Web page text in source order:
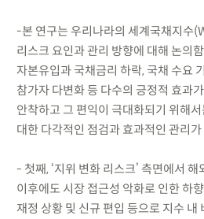
-본 연구는 우리나라의 세계국채지수
리스크 요인과 관리 방향에 대해 논의
자본유입과 국채금리 하락, 국채 수요
참가자 다변화 등 다수의 긍정적 효과
안착하고 그 편익이 극대화되기 위해
대한 다각적인 점검과 효과적인 관리가
- 첫째, ‘지위 변화 리스크’ 측면에서
이후에도 시장 접근성 악화로 인한 하
재정 상황 및 신규 편입 등으로 지수 내